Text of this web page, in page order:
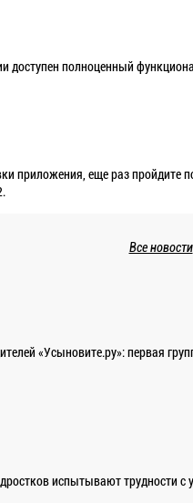
доступен полноценный
приложения, еще раз пройдите
Все новости
«Усыновите.ру»: первая
испытывают трудности с